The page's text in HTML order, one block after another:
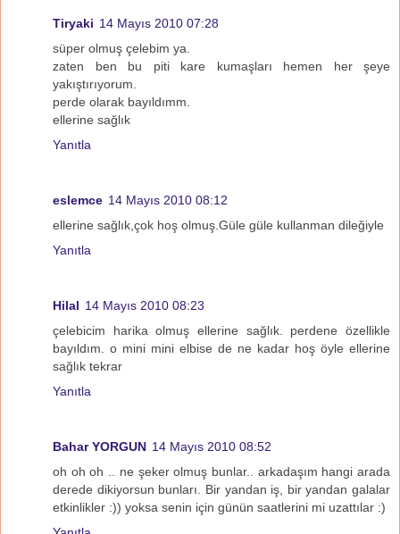
Tiryaki 14 Mayıs 2010 07:28
süper olmuş çelebim ya.
zaten ben bu piti kare kumaşları hemen her şeye
yakıştırıyorum.
perde olarak bayıldımm.
ellerine sağlık
Yanıtla
eslemce 14 Mayıs 2010 08:12
ellerine sağlık,çok hoş olmuş.Güle güle kullanman dileğiyle
Yanıtla
Hilal 14 Mayıs 2010 08:23
çelebicim harika olmuş ellerine sağlık. perdene özellikle
bayıldım. o mini mini elbise de ne kadar hoş öyle ellerine
sağlık tekrar
Yanıtla
Bahar YORGUN 14 Mayıs 2010 08:52
oh oh oh .. ne şeker olmuş bunlar.. arkadaşım hangi arada
derede dikiyorsun bunları. Bir yandan iş, bir yandan galalar
etkinlikler :)) yoksa senin için günün saatlerini mi uzattılar :)